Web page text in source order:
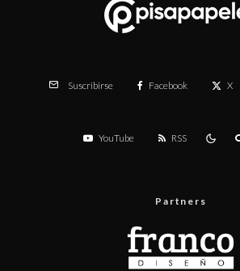
Suscribirse Facebook X
YouTube RSS
Partners